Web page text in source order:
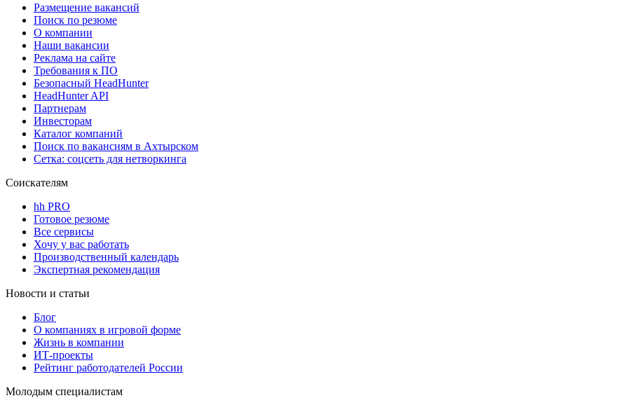
Размещение вакансий
Поиск по резюме
О компании
Наши вакансии
Реклама на сайте
Требования к ПО
Безопасный HeadHunter
HeadHunter API
Партнерам
Инвесторам
Каталог компаний
Поиск по вакансиям в Ахтырском
Сетка: соцсеть для нетворкинга
Соискателям
hh PRO
Готовое резюме
Все сервисы
Хочу у вас работать
Производственный календарь
Экспертная рекомендация
Новости и статьи
Блог
О компаниях в игровой форме
Жизнь в компании
ИТ-проекты
Рейтинг работодателей России
Молодым специалистам